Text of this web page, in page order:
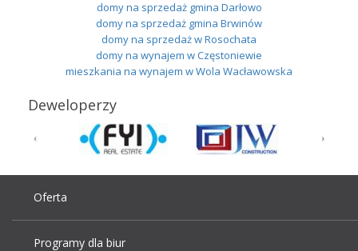
domy na sprzedaż gmina Darłowo
domy na sprzedaż gmina Brwinów
domy na sprzedaż w Rosochata
domy na wynajem w Częstoniewie
mieszkania na wynajem w Wola Wacławowska
Deweloperzy
Oferta
Programy dla biur